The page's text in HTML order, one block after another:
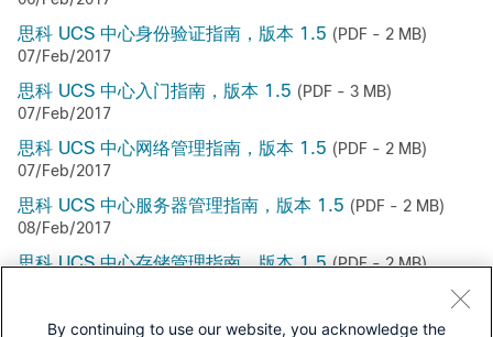
思科 UCS 中心身份验证指南，版本 1.5 (PDF - 2 MB)
07/Feb/2017
思科 UCS 中心入门指南，版本 1.5 (PDF - 3 MB)
07/Feb/2017
思科 UCS 中心网络管理指南，版本 1.5 (PDF - 2 MB)
07/Feb/2017
思科 UCS 中心服务器管理指南，版本 1.5 (PDF - 2 MB)
08/Feb/2017
思科 UCS 中心存储管理指南，版本 1.5 (PDF - 2 MB)
By continuing to use our website, you acknowledge the